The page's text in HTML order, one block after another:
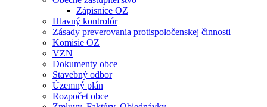
Zápisnice OZ
Hlavný kontrolór
Zásady preverovania protispoločenskej činnosti
Komisie OZ
VZN
Dokumenty obce
Stavebný odbor
Územný plán
Rozpočet obce